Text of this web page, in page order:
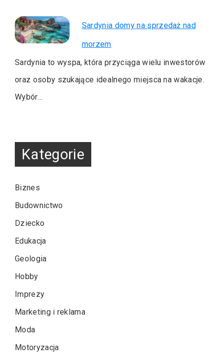
Sardynia domy na sprzedaż nad
morzem
Sardynia to wyspa, która przyciąga wielu inwestorów
oraz osoby szukające idealnego miejsca na wakacje.
Wybór…
Kategorie
Biznes
Budownictwo
Dziecko
Edukacja
Geologia
Hobby
Imprezy
Marketing i reklama
Moda
Motoryzacja